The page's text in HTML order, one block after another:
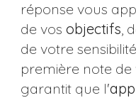
réponse vous
de vos objectifs ,
de votre
première note de
garantit que l'